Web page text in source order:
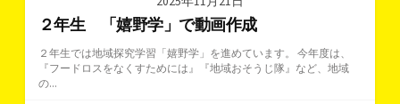
２年生 「嬉野学」で動画作成
２年生では地域探究学習「嬉野学」を進めています。 今年度は、
『フードロスをなくすためには』『地域おそうじ隊』など、地域
の...